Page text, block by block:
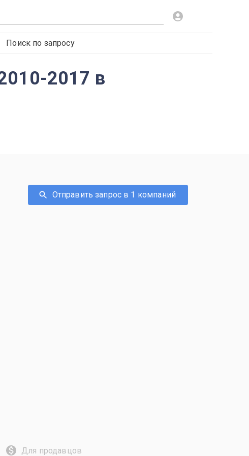
Поиск по запросу
2017 в
Отправить запрос в 1 компаний
Для продавцов